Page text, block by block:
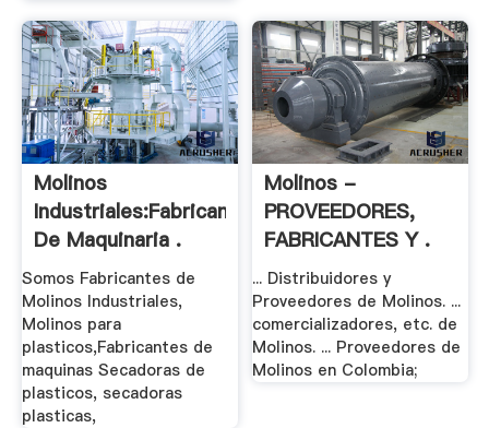
Molinos
Industriales:Fabricantes
De Maquinaria .
Somos Fabricantes de
Molinos Industriales,
Molinos para
plasticos,Fabricantes de
maquinas Secadoras de
plasticos, secadoras
plasticas,
Molinos -
PROVEEDORES,
FABRICANTES Y .
... Distribuidores y
Proveedores de Molinos. ...
comercializadores, etc. de
Molinos. ... Proveedores de
Molinos en Colombia;